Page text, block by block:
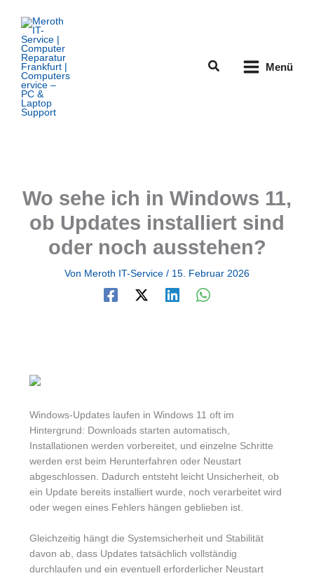
Inhalt
springen
Suchen Menü
Wo sehe ich in Windows 11,
ob Updates installiert sind
oder noch ausstehen?
Von Meroth IT-Service / 15. Februar 2026
Windows-Updates laufen in Windows 11 oft im
Hintergrund: Downloads starten automatisch,
Installationen werden vorbereitet, und einzelne Schritte
werden erst beim Herunterfahren oder Neustart
abgeschlossen. Dadurch entsteht leicht Unsicherheit, ob
ein Update bereits installiert wurde, noch verarbeitet wird
oder wegen eines Fehlers hängen geblieben ist.
Gleichzeitig hängt die Systemsicherheit und Stabilität
davon ab, dass Updates tatsächlich vollständig
durchlaufen und ein eventuell erforderlicher Neustart